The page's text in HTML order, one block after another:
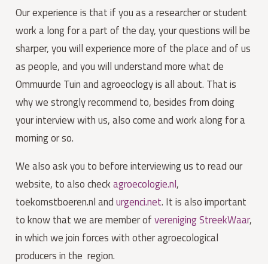
Our experience is that if you as a researcher or student
work a long for a part of the day, your questions will be
sharper, you will experience more of the place and of us
as people, and you will understand more what de
Ommuurde Tuin and agroeoclogy is all about. That is
why we strongly recommend to, besides from doing
your interview with us, also come and work along for a
morning or so.
We also ask you to before interviewing us to read our
website, to also checkagroecologie.nl,
toekomstboeren.nl andurgenci.net. It is also important
to know that we are member ofvereniging StreekWaar,
in which we join forces with other agroecological
producers in the region.